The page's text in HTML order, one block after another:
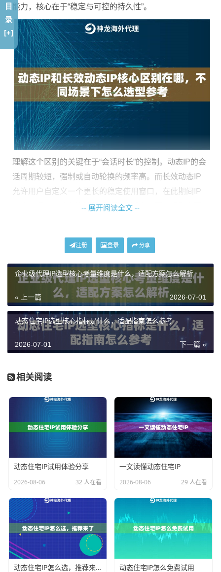
能力，核心在于“稳定与可控的持久性”。
理解这个区别的关键在于“会话时长”的控制。动态IP的会
话周期较短，强制或自动轮换的频率高。而长效动态IP
允许用户自定义一个更长的稳定使用窗口，在此期间IP
不变，保证了业务连接的持续性，减少了因IP频繁变更
真实的住宅网络，确保了访问环境的安全性和可信度。
核心区别对比：一张表看懂差异
为了更清晰地展示两者的不同，我们可以从以下几个维
度进行对比：
对比维
动态IP (常规型) 长效动态IP (动态长效ISP)
核心特
IP定时自动更
IP可在较长周期内稳定使
会话时
通常较短，例如1
时中断的任务
为需要长期稳定连接的任
务设计
资源消
IP消耗量相对较
在稳定期内IP消耗量小，
资源利用率高
主要目
标
实现高匿名性与
身份隔离
在保持可信度的前提下，
实现稳定与持久访问
近左侧的常规动态IP特性，提供1-120分钟灵活的会话时
长设置。而其“动态长效ISP住宅代理”则完美诠释了右侧
长效动态IP的特性，强调单IP的长时在线能力与稳定链路
支撑。
-- 展开阅读全文 --
注册 登录 分享
企业级代理IP选型核心考量维度是什么，适配方案怎么解析
« 上一篇 2026-07-01
动态住宅IP选型核心指标是什么，适配指南怎么参考
下一篇 »
2026-07-01
相关阅读
动态住宅IP试用体验分享
2026-08-06 32 人在看
一文读懂动态住宅IP
2026-08-06 29 人在看
动态住宅IP怎么选，推荐来了 动态住宅IP怎么免费试用
目
录
[+]